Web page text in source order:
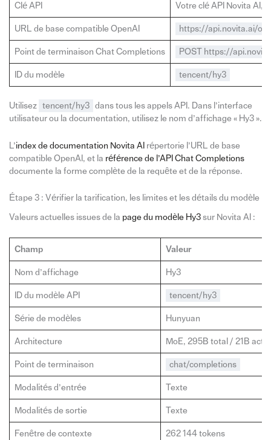
Clé API Votre clé API Novita AI,
URL de base compatible OpenAI https://api.novita.ai/
Point de terminaison Chat Completions POST https://
ID du modèle tencent/hy3
Utilisez tencent/hy3
dans tous les appels API. Dans l’interface
utilisateur ou la documentation, utilisez le nom d’affichage « Hy3 ».
L’index de documentation Novita AI répertorie l’URL de base
compatible OpenAI, et la référence de l’API Chat Completions
documente la forme complète de la requête et de la réponse.
Étape 3 : Vérifier la tarification, les limites et les détails du modèle
Valeurs actuelles issues de la page du modèle Hy3sur Novita AI :
Champ Valeur
Nom d’affichage Hy3
ID du modèle API tencent/hy3
Série de modèles Hunyuan
Architecture MoE, 295B total / 21B
Point de terminaison chat/completions
Modalités d’entrée Texte
Modalités de sortie Texte
Fenêtre de contexte 262 144 tokens